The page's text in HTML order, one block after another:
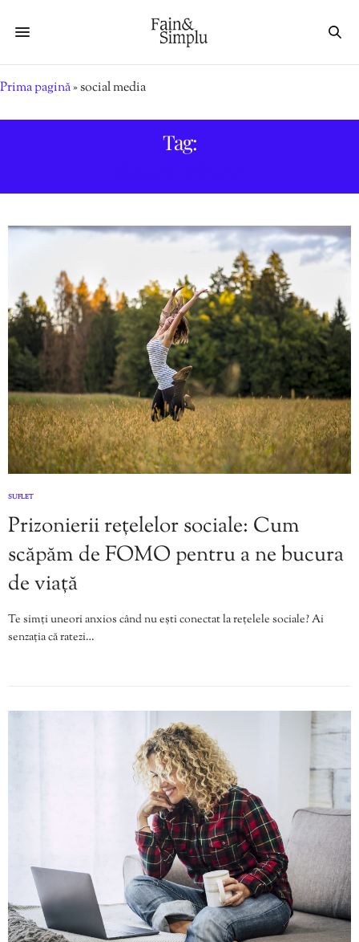
Prima pagină»social media
Tag:
SUFLET
Prizonierii rețelelor sociale: Cum
scăpăm de FOMO pentru a ne bucura
de viață
Te simți uneori anxios când nu ești conectat la rețelele sociale? Ai
senzația că ratezi…